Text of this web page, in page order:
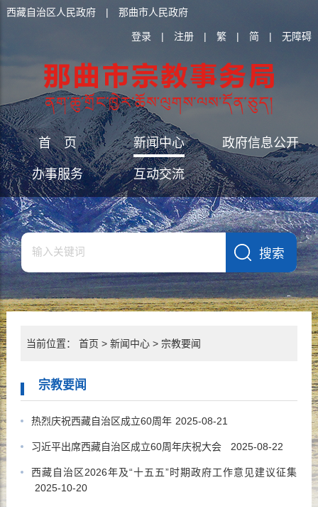
西藏自治区人民政府 | 那曲市人民政府
登录 | 注册 | 繁 | 简 | 无障碍
首 页 新闻中心 政府信息公开
办事服务 互动交流
当前位置： 首页 > 新闻中心> 宗教要闻
宗教要闻
热烈庆祝西藏自治区成立60周年 2025-08-21
习近平出席西藏自治区成立60周年庆祝大会 2025-08-22
西藏自治区2026年及“十五五”时期政府工作意见建议征集
2025-10-20